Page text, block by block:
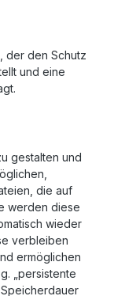
der den Schutz
und eine
gestalten und
die auf
werden diese
wieder
verbleiben
ermöglichen
„persistente